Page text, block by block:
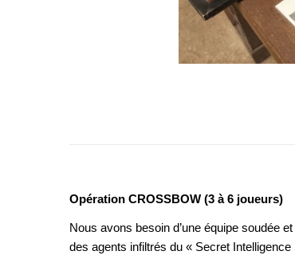
Opération CROSSBOW (3 à 6 joueurs)
Nous avons besoin d’une équipe soudée
des agents infiltrés du « Secret